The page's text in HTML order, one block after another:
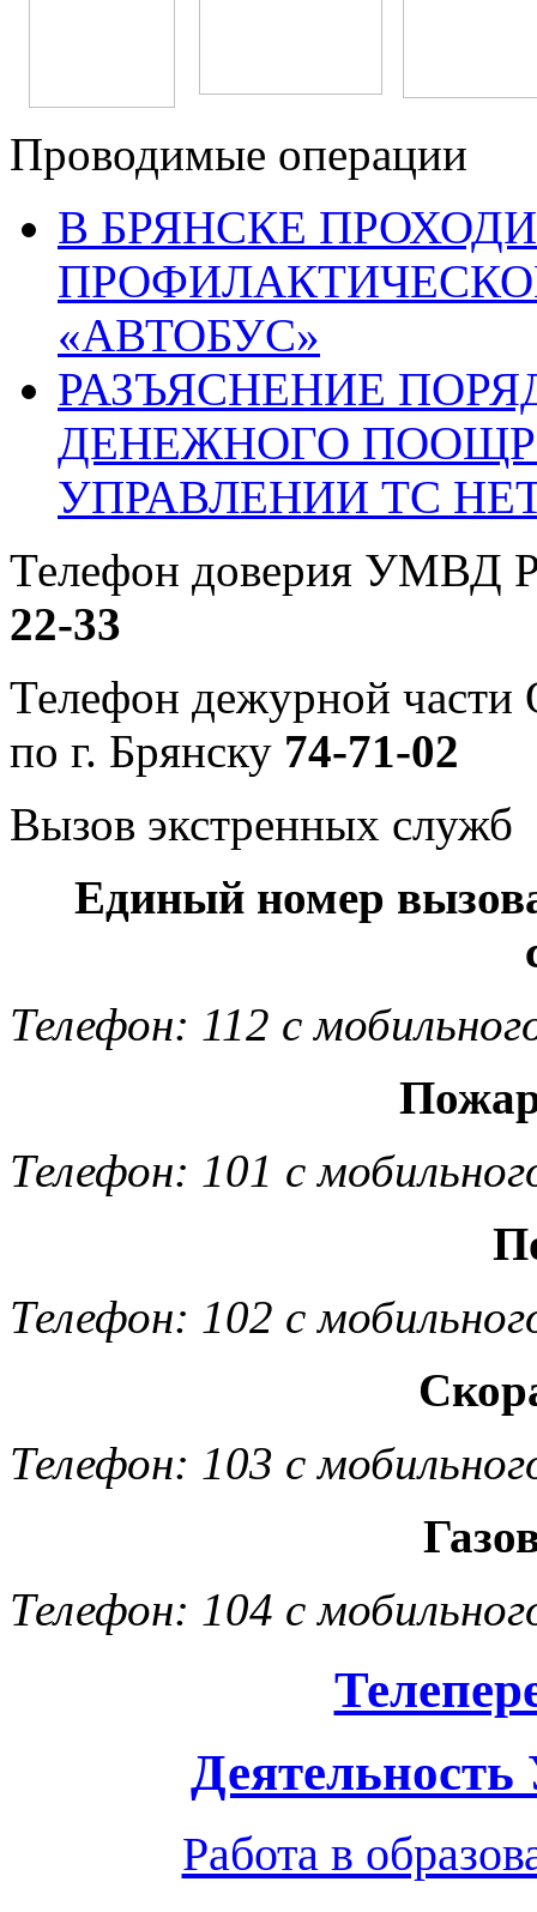
Проводимые операции
В БРЯНСКЕ
«АВТОБУС»
РАЗЪЯСНЕНИЕ
ДЕНЕЖНОГО
УПРАВЛЕНИИ ТС
Телефон доверия УМВД
22-33
Телефон дежурной
по г. Брянску 74-71-02
Вызов экстренных служб
Единый номер
Телефон: 112 с
Телефон: 101 с
Телефон: 102 с
Телефон: 103 с
Телефон: 104 с
Работа в